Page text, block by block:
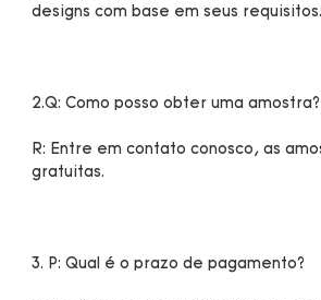
R: Entre em contato conosco, as